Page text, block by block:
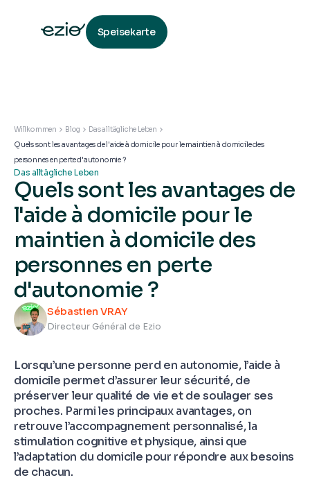
Speisekarte
Willkommen Blog
Das alltägliche Leben
Quels sont les avantages de l'aide à domicile pour le maintien à domicile des
personnes en perte d'autonomie ?
Das alltägliche Leben
Quels sont les avantages de
l'aide à domicile pour le
maintien à domicile des
personnes en perte
d'autonomie ?
Sébastien VRAY
Directeur Général de Ezio
Lorsqu’une personne perd en autonomie, l’aide à
domicile permet d’assurer leur sécurité, de
préserver leur qualité de vie et de soulager ses
proches. Parmi les principaux avantages, on
retrouve l’accompagnement personnalisé, la
stimulation cognitive et physique, ainsi que
l’adaptation du domicile pour répondre aux besoins
de chacun.